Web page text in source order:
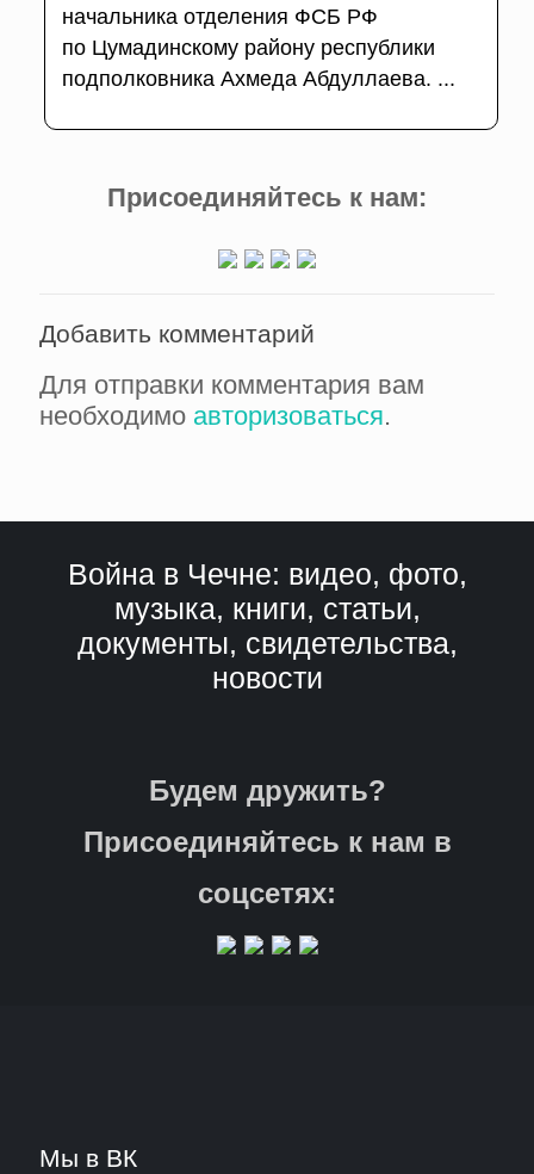
начальника отделения ФСБ РФ
по Цумадинскому району республики
подполковника Ахмеда Абдуллаева. ...
Присоединяйтесь к нам:
Добавить комментарий
Для отправки комментария вам
необходимо авторизоваться.
Война в Чечне: видео, фото,
музыка, книги, статьи,
документы, свидетельства,
новости
Будем дружить?
Присоединяйтесь к нам в
соцсетях:
Мы в ВК